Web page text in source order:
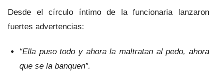
Desde el círculo íntimo de la funcionaria lanzaron
fuertes advertencias:
“Ella puso todo y ahora la maltratan al pedo, ahora
que se la banquen”.